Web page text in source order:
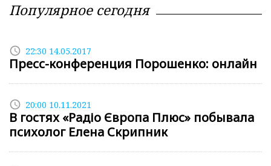
Популярное сегодня
access_time 22:30 14.05.2017
Пресс-конференция Порошенко: онлайн
access_time 20:00 10.11.2021
В гостях «Радіо Європа Плюс» побывала
психолог Елена Скрипник